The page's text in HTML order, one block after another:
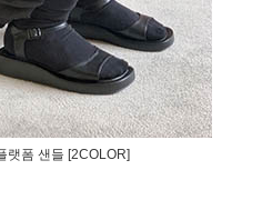
랫폼 샌들 [2COLOR]